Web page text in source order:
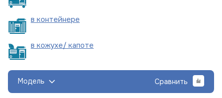
в контейнере
в кожухе/ капоте
Модель Сравнить